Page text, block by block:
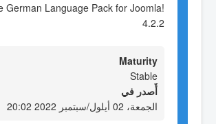
German Language Pack for Joomla!
4.2.2
Maturity
Stable
أٌصدر في
الجمعة، 02 أيلول/سبتمبر 2022 20:02